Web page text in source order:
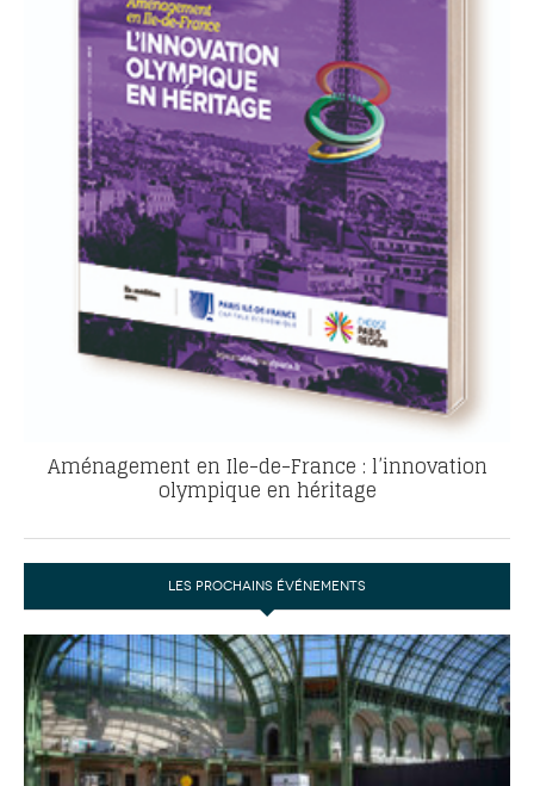
Aménagement en Ile-de-France : l’innovation
olympique en héritage
LES PROCHAINS ÉVÉNEMENTS